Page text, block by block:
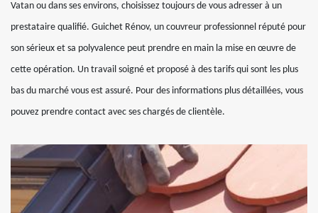
Vatan ou dans ses environs, choisissez toujours de vous adresser à un
prestataire qualifié. Guichet Rénov, un couvreur professionnel réputé pour
son sérieux et sa polyvalence peut prendre en main la mise en œuvre de
cette opération. Un travail soigné et proposé à des tarifs qui sont les plus
bas du marché vous est assuré. Pour des informations plus détaillées, vous
pouvez prendre contact avec ses chargés de clientèle.